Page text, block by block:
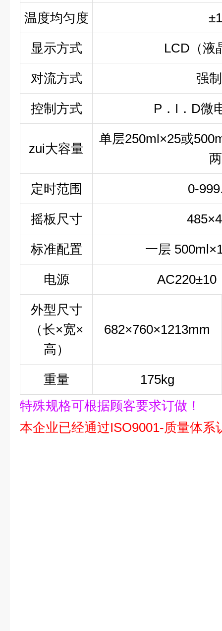
温度均匀度
显示方式 LCD（液
对流方式 强
控制方式 P．I．D微
zui大容量
单层250ml×25或
定时范围 0-
摇板尺寸
标准配置 一层
电源
外型尺寸
（长×宽×
高）
682×760×1213mm
重量
175kg
特殊规格可根据顾客要求订做！
本企业已经通过ISO9001-质量体系